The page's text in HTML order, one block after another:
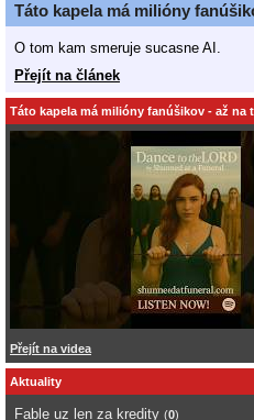
Táto kapela má milióny
O tom kam smeruje sucasne AI.
Přejít na článek
Táto kapela má milióny fanúšikov - až na
Přejít na videa
Aktuality
Fable uz len za kredity (0)